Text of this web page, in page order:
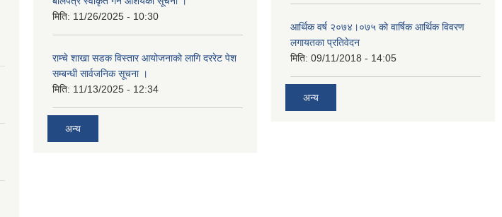
मिति: 11/26/2025 - 10:30
राम्चे शाखा सडक विस्तार आयोजनाको लागि दररेट पेश
सम्बन्धी सार्वजनिक सूचना ।
मिति: 11/13/2025 - 12:34
अन्य
आर्थिक वर्ष २०७४।०७५ को वार्षिक आर्थिक विवरण
लगायतका प्रतिवेदन
मिति: 09/11/2018 - 14:05
अन्य